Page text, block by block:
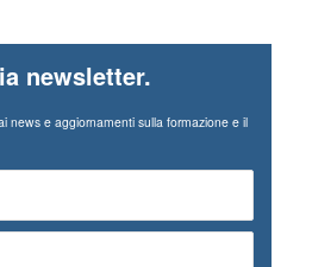
newsletter.
news e aggiornamenti sulla formazione e il